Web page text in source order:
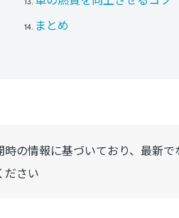
まとめ
の情報に基づいており、最新
ださい